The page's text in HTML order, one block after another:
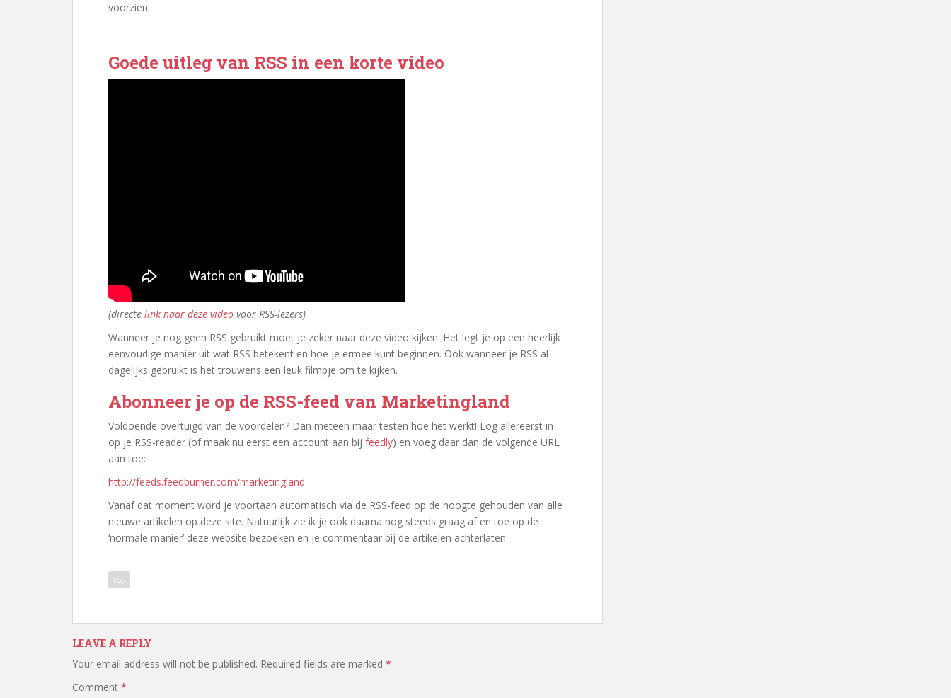
voorzien.
Goede uitleg van RSS in een korte video
(directe link naar deze video voor RSS-lezers)
Wanneer je nog geen RSS gebruikt moet je zeker naar deze video kijken. Het legt je op een heerlijk
eenvoudige manier uit wat RSS betekent en hoe je ermee kunt beginnen. Ook wanneer je RSS al
dagelijks gebruikt is het trouwens een leuk filmpje om te kijken.
Abonneer je op de RSS-feed van Marketingland
Voldoende overtuigd van de voordelen? Dan meteen maar testen hoe het werkt! Log allereerst in
op je RSS-reader (of maak nu eerst een account aan bij feedly) en voeg daar dan de volgende URL
aan toe:
http://feeds.feedburner.com/marketingland
Vanaf dat moment word je voortaan automatisch via de RSS-feed op de hoogte gehouden van alle
nieuwe artikelen op deze site. Natuurlijk zie ik je ook daarna nog steeds graag af en toe op de
‘normale manier’ deze website bezoeken en je commentaar bij de artikelen achterlaten
rss
LEAVE A REPLY
Your email address will not be published. Required fields are marked *
Comment *